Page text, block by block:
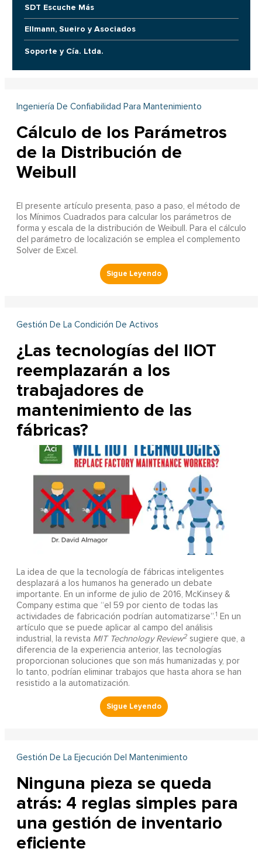
SDT Escuche Más
Ellmann, Sueiro y Asociados
Soporte y Cía. Ltda.
Ingeniería De Confiabilidad Para Mantenimiento
Cálculo de los Parámetros
de la Distribución de
Weibull
El presente artículo presenta, paso a paso, el método de
los Mínimos Cuadrados para calcular los parámetros de
forma y escala de la distribución de Weibull. Para el cálculo
del parámetro de localización se emplea el complemento
Solver de Excel.
Gestión De La Condición De Activos
¿Las tecnologías del IIOT
reemplazarán a los
trabajadores de
mantenimiento de las
fábricas?
La idea de que la tecnología de fábricas inteligentes
desplazará a los humanos ha generado un debate
importante. En un informe de julio de 2016, McKinsey &
Company estima que “el 59 por ciento de todas las
actividades de fabricación podrían automatizarse”.1
En un
artículo que se puede aplicar al campo del análisis
industrial, la revista MIT Technology Review2sugiere que, a
diferencia de la experiencia anterior, las tecnologías
proporcionan soluciones que son más humanizadas y, por
lo tanto, podrían eliminar trabajos que hasta ahora se han
resistido a la automatización.
Gestión De La Ejecución Del Mantenimiento
Ninguna pieza se queda
atrás: 4 reglas simples para
una gestión de inventario
eficiente